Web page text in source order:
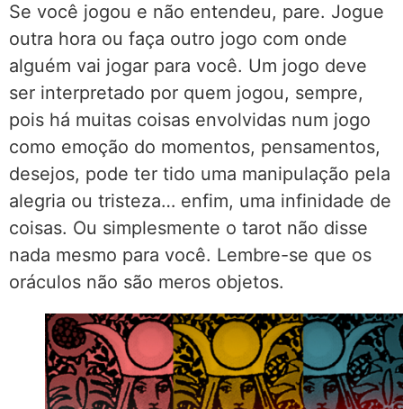
Se você jogou e não entendeu, pare. Jogue
outra hora ou faça outro jogo com onde
alguém vai jogar para você. Um jogo deve
ser interpretado por quem jogou, sempre,
pois há muitas coisas envolvidas num jogo
como emoção do momentos, pensamentos,
desejos, pode ter tido uma manipulação pela
alegria ou tristeza… enfim, uma infinidade de
coisas. Ou simplesmente o tarot não disse
nada mesmo para você. Lembre-se que os
oráculos não são meros objetos.